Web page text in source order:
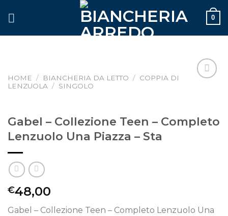
0
desideri
HOME / BIANCHERIA DA LETTO / COPPIA DI
LENZUOLA / SINGOLO
Gabel – Collezione Teen – Completo
Lenzuolo Una Piazza – Sta
€48,00
Gabel – Collezione Teen – Completo Lenzuolo Una